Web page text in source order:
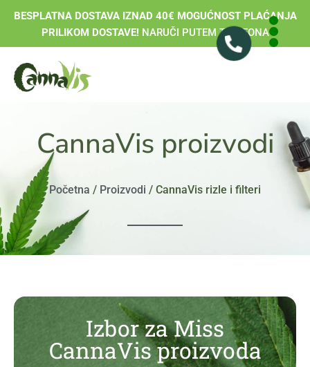
BESPLATNA DOSTAVA IZNAD 40€ MOGUĆNOST PLAĆANJA
PRILIKOM DOSTAVE!NARUČI PUTEM TELEFONA
CannaVis proizvodi
Početna / Proizvodi / CannaVis rizle i filteri
Izbor za Miss
CannaVis proizvoda